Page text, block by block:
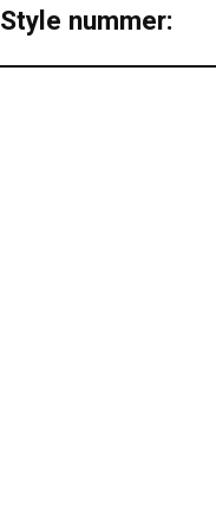
Style nummer: